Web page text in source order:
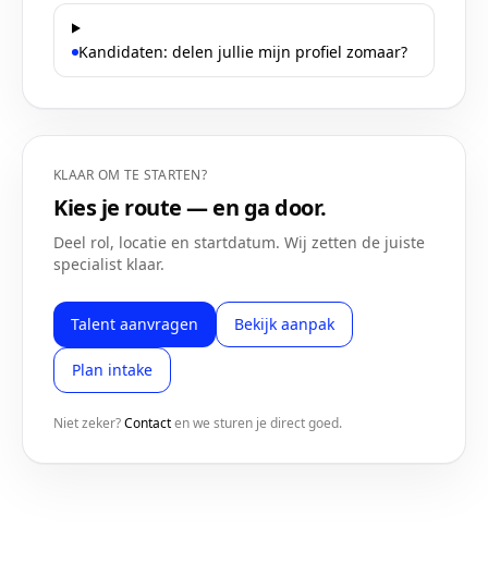
Kandidaten: delen jullie mijn profiel zomaar?
KLAAR OM TE STARTEN?
Kies je route — en ga door.
Deel rol, locatie en startdatum. Wij zetten de juiste
specialist klaar.
Talent aanvragen Bekijk aanpak
Plan intake
Niet zeker?Contacten we sturen je direct goed.